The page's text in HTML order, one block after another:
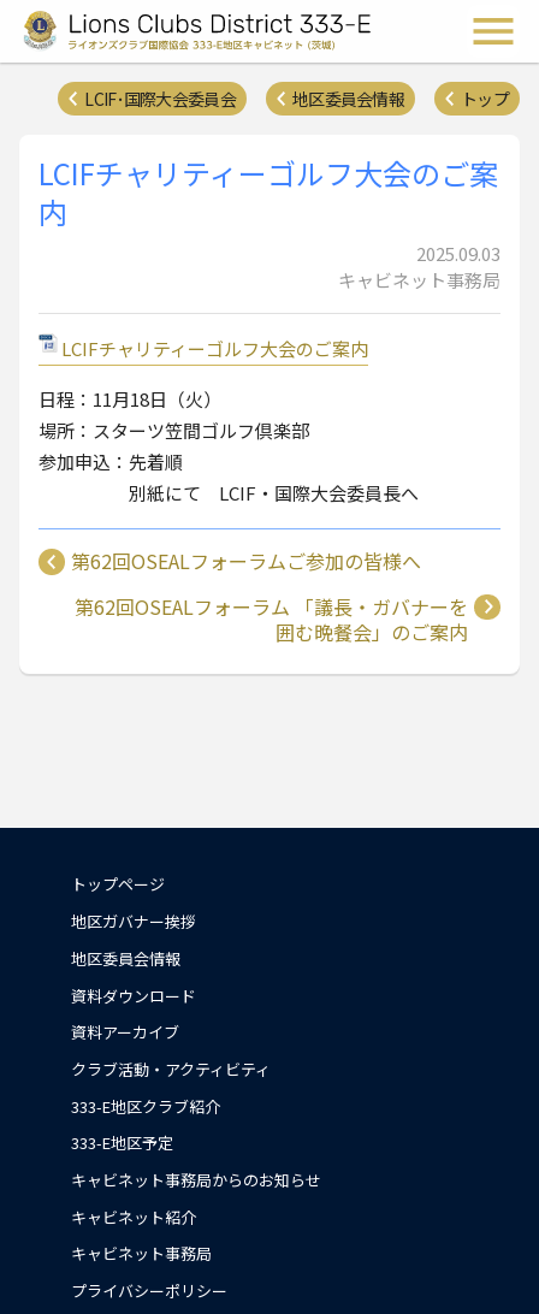
ライオンズクラ
トップ
地区委員会情報
LCIF･国際大会委員会
LCIFチャリティーゴルフ大会のご案
内
2025.09.03
キャビネット事務局
LCIFチャリティーゴルフ大会のご案内
日程：11月18日（火）
場所：スターツ笠間ゴルフ倶楽部
参加申込：先着順
別紙にて LCIF・国際大会委員長へ
第62回OSEALフォーラムご参加の皆様へ
第62回OSEALフォーラム 「議長・ガバナーを
囲む晩餐会」のご案内
トップページ
地区ガバナー挨拶
地区委員会情報
資料ダウンロード
資料アーカイブ
クラブ活動・アクティビティ
333-E地区クラブ紹介
333-E地区予定
キャビネット事務局からのお知らせ
キャビネット紹介
キャビネット事務局
プライバシーポリシー